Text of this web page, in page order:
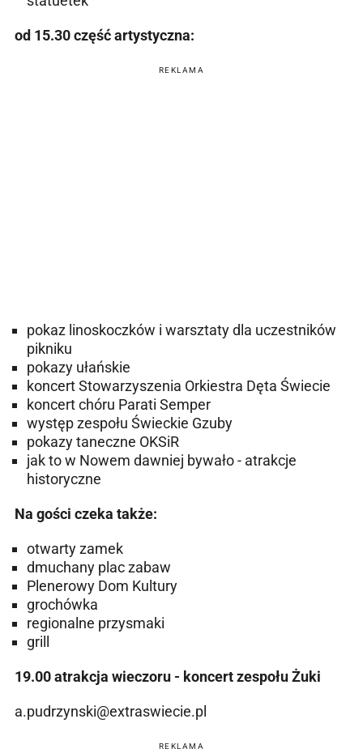
od 15.30 część artystyczna:
REKLAMA
pokaz linoskoczków i warsztaty dla uczestników
pikniku
pokazy ułańskie
koncert Stowarzyszenia Orkiestra Dęta Świecie
koncert chóru Parati Semper
występ zespołu Świeckie Gzuby
pokazy taneczne OKSiR
jak to w Nowem dawniej bywało - atrakcje
historyczne
Na gości czeka także:
otwarty zamek
dmuchany plac zabaw
Plenerowy Dom Kultury
grochówka
regionalne przysmaki
grill
19.00 atrakcja wieczoru - koncert zespołu Żuki
a.pudrzynski@extraswiecie.pl
REKLAMA